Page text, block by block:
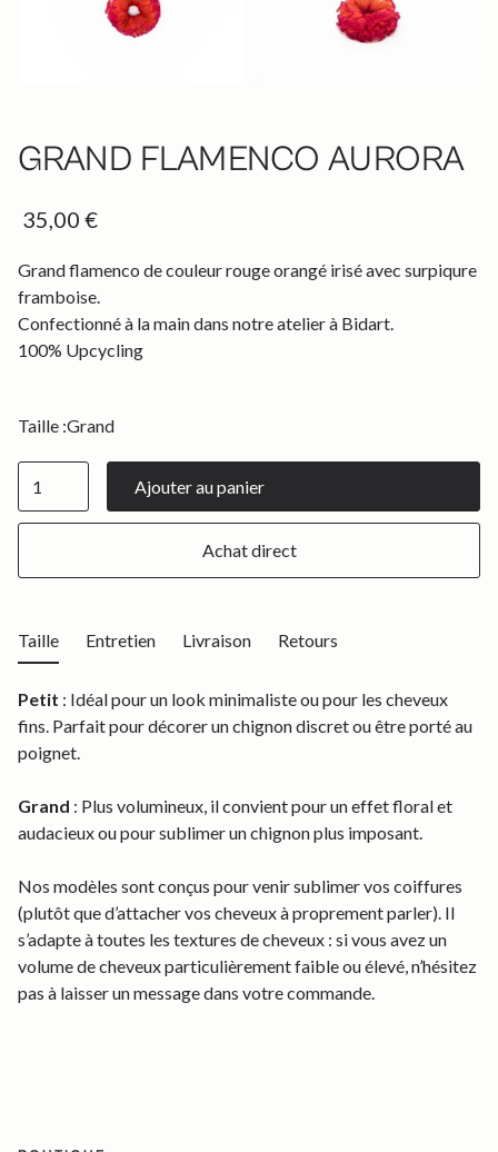
GRAND FLAMENCO AURORA
35,00 €
Grand flamenco de couleur rouge orangé irisé avec surpiqure
framboise.
Confectionné à la main dans notre atelier à Bidart.
100% Upcycling
Taille :Grand
Achat direct
Taille Entretien Livraison Retours
Petit : Idéal pour un look minimaliste ou pour les cheveux
fins. Parfait pour décorer un chignon discret ou être porté au
poignet.
Grand : Plus volumineux, il convient pour un effet floral et
audacieux ou pour sublimer un chignon plus imposant.
Nos modèles sont conçus pour venir sublimer vos coiffures
(plutôt que d’attacher vos cheveux à proprement parler). Il
s’adapte à toutes les textures de cheveux : si vous avez un
volume de cheveux particulièrement faible ou élevé, n’hésitez
pas à laisser un message dans votre commande.